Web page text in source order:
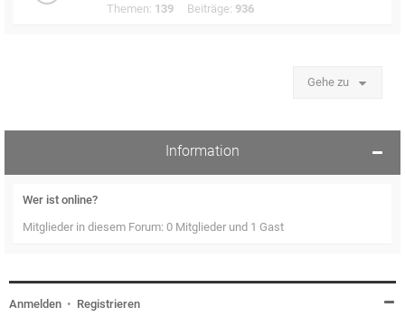
Themen: 139 Beiträge: 936
Gehe zu
Information
Wer ist online?
Mitglieder in diesem Forum: 0 Mitglieder und 1 Gast
Anmelden • Registrieren